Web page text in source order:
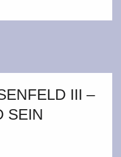
III –
SEIN